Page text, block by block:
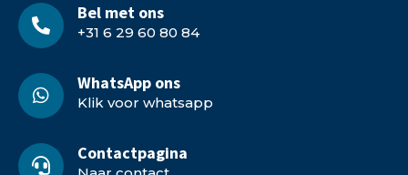
Bel met ons
+31 6 29 60 80 84
WhatsApp ons
Klik voor whatsapp
Contactpagina